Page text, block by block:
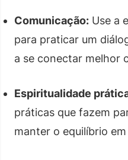
Comunicação: Use a
para praticar um
a se conectar melhor
Espiritualidade
práticas que fazem
manter o equilíbrio